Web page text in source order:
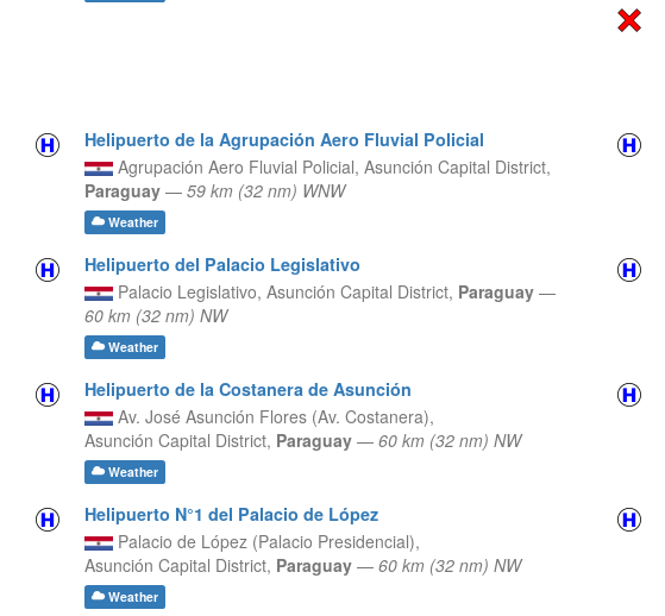
Helipuerto de la Agrupación Aero Fluvial Policial
Agrupación Aero Fluvial Policial, Asunción Capital District,
Paraguay — 59 km (32 nm) WNW
Weather
Helipuerto del Palacio Legislativo
Palacio Legislativo, Asunción Capital District, Paraguay —
60 km (32 nm) NW
Weather
Helipuerto de la Costanera de Asunción
Av. José Asunción Flores (Av. Costanera),
Asunción Capital District, Paraguay — 60 km (32 nm) NW
Weather
Helipuerto N°1 del Palacio de López
Palacio de López (Palacio Presidencial),
Asunción Capital District, Paraguay — 60 km (32 nm) NW
Weather